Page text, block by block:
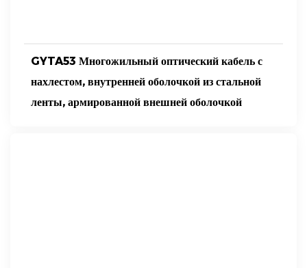
GYTA53 Многожильный оптический кабель с
нахлестом, внутренней оболочкой из стальной
ленты, армированной внешней оболочкой